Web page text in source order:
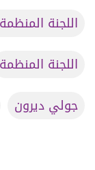
اللجنة
اللجنة المنظمة
جولي ديرون